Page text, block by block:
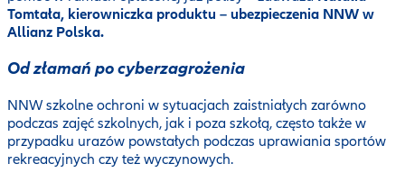
Tomtała, kierowniczka produktu – ubezpieczenia NNW w
Allianz Polska.
Od złamań po cyberzagrożenia
NNW szkolne ochroni w sytuacjach zaistniałych zarówno
podczas zajęć szkolnych, jak i poza szkołą, często także w
przypadku urazów powstałych podczas uprawiania sportów
rekreacyjnych czy też wyczynowych.